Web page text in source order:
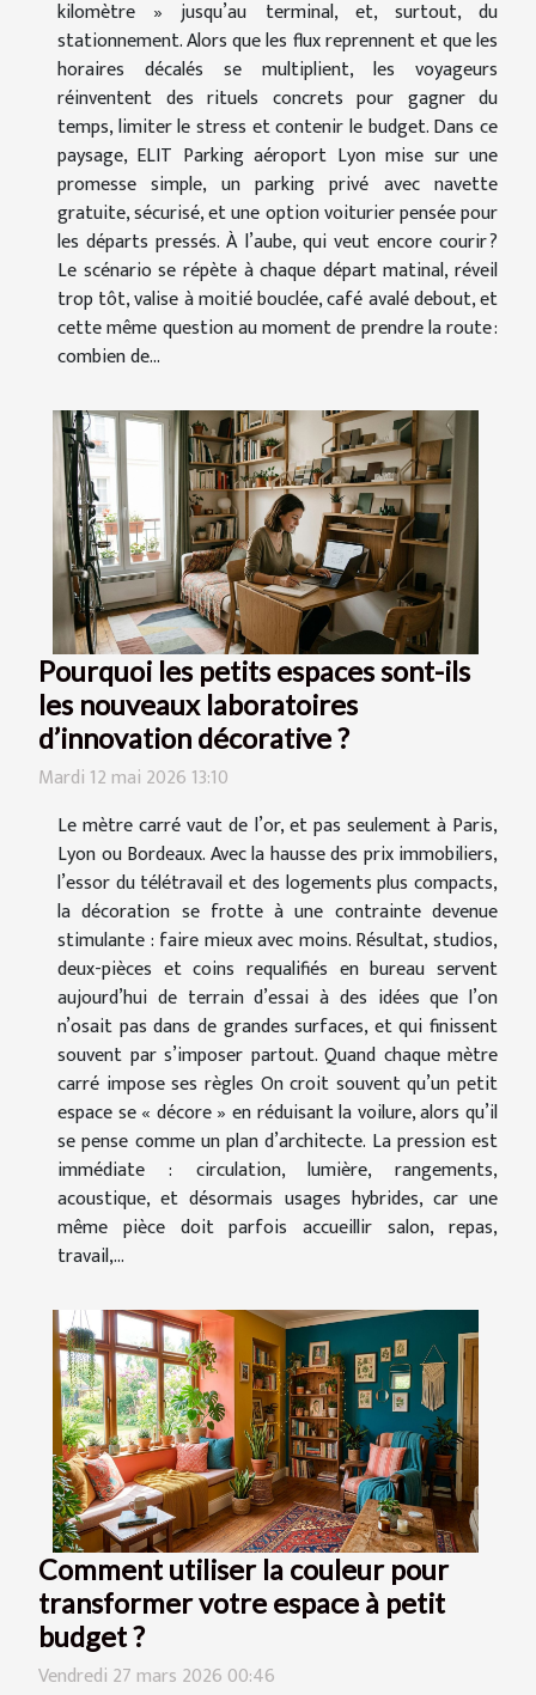
kilomètre » jusqu’au terminal, et, surtout, du
stationnement. Alors que les flux reprennent et que les
horaires décalés se multiplient, les voyageurs
réinventent des rituels concrets pour gagner du
temps, limiter le stress et contenir le budget. Dans ce
paysage, ELIT Parking aéroport Lyon mise sur une
promesse simple, un parking privé avec navette
gratuite, sécurisé, et une option voiturier pensée pour
les départs pressés. À l’aube, qui veut encore courir ?
Le scénario se répète à chaque départ matinal, réveil
trop tôt, valise à moitié bouclée, café avalé debout, et
cette même question au moment de prendre la route :
combien de...
Pourquoi les petits espaces sont-ils
les nouveaux laboratoires
d’innovation décorative ?
Mardi 12 mai 2026 13:10
Le mètre carré vaut de l’or, et pas seulement à Paris,
Lyon ou Bordeaux. Avec la hausse des prix immobiliers,
l’essor du télétravail et des logements plus compacts,
la décoration se frotte à une contrainte devenue
stimulante : faire mieux avec moins. Résultat, studios,
deux-pièces et coins requalifiés en bureau servent
aujourd’hui de terrain d’essai à des idées que l’on
n’osait pas dans de grandes surfaces, et qui finissent
souvent par s’imposer partout. Quand chaque mètre
carré impose ses règles On croit souvent qu’un petit
espace se « décore » en réduisant la voilure, alors qu’il
se pense comme un plan d’architecte. La pression est
immédiate : circulation, lumière, rangements,
acoustique, et désormais usages hybrides, car une
même pièce doit parfois accueillir salon, repas,
travail,...
Comment utiliser la couleur pour
transformer votre espace à petit
budget ?
Vendredi 27 mars 2026 00:46